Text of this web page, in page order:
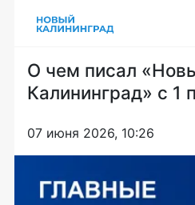
О чем писал
Калининград» с 1
07 июня 2026, 10:26